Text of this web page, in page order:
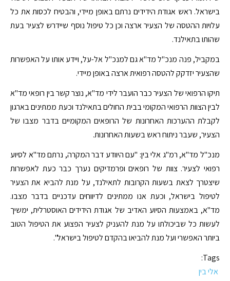
בישראל. ראש אגודת הידידים נרתם באופן מיידי, והבטיח לכסות את כל
עלויות ההטסה של הצעיר ארצה וכן כל טיפול נוסף שיידרש לצעיר בעת
שהותו בתאילנד.
במקביל, פנה מנכ"ל מד"א גם למנכ"ל אל-על, ויידע אותו על האפשרות
שהצעיר יזדקק להטסה רפואית ארצה באופן מיידי.
תיקו הרפואי של הצעיר כבר הועבר לידי מד"א, נוצר קשר בין רופאי מד"א
לבין הצוות הרפואי המקומי בבית החולים בתאילנד וכעת ממתינים בארגון
לקבלת ההערכות האחרונות של הרופאים המקומיים בדבר מצבו של
הצעיר, שעבר ניתוח ראש בשעות האחרונות.
מנכ"ל מד"א, רמ"ג אלי בין: "עם היוודע דבר המקרה, נרתם מד"א לסיוע
רפואי לצעיר. צוות של רופאים ופרמדיקים נערך כבר כעת לאפשרות
שיצטרך לצאת בשעות הקרובות לתאילנד, על מנת להביא את הצעיר
לטיפול בישראל, וכעת אנו ממתינים לדיווחים עדכניים בדבר מצבו.
מד"א, באמצעות הסיוע האדיב של אגודת הידידים האוסטרלית, ימשיך
לעשות כל שביכולתו על מנת להעניק לצעיר הפצוע את הטיפול הטוב
ביותר האפשרי ועל מנת להביאו בהקדם לטיפול בישראל".
Tags:
אלי בין